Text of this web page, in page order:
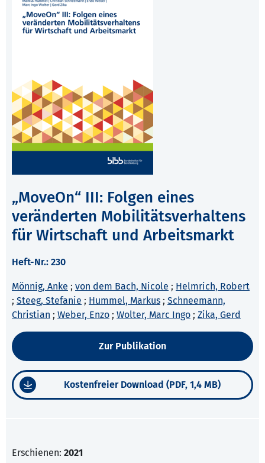
„MoveOn“ III: Folgen eines
veränderten Mobilitätsverhaltens
für Wirtschaft und Arbeitsmarkt
Heft-Nr.: 230
Mönnig, Anke ; von dem Bach, Nicole ; Helmrich, Robert
; Steeg, Stefanie ; Hummel, Markus ; Schneemann,
Christian ; Weber, Enzo ; Wolter, Marc Ingo ; Zika, Gerd
Zur Publikation
Kostenfreier Download (PDF, 1,4 MB)
Erschienen: 2021